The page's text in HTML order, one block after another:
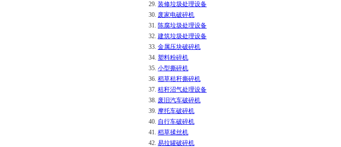
29. 装修垃圾处理设备
30. 废家电破碎机
31. 陈腐垃圾处理设备
32. 建筑垃圾处理设备
33. 金属压块破碎机
34. 塑料粉碎机
35. 小型撕碎机
36. 稻草秸秆撕碎机
37. 秸秆沼气处理设备
38. 废旧汽车破碎机
39. 摩托车破碎机
40. 自行车破碎机
41. 稻草揉丝机
42. 易拉罐破碎机